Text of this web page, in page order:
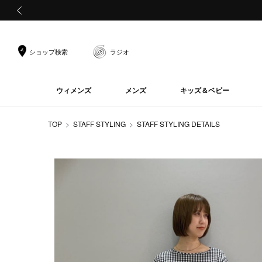
ショップ検索 ラジオ
ウィメンズ メンズ キッズ＆ベビー
TOP STAFF STYLING STAFF STYLING DETAILS